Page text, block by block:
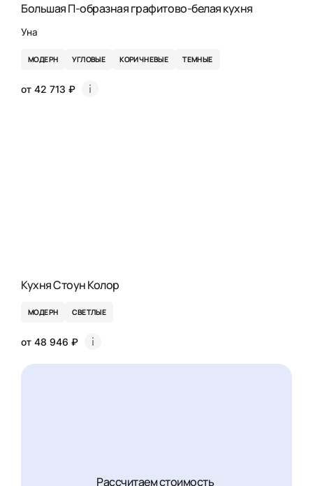
Большая П-образная графитово-белая кухня
Уна
МОДЕРН УГЛОВЫЕ КОРИЧНЕВЫЕ ТЕМНЫЕ
от 42 713 ₽
Кухня Стоун Колор
МОДЕРН СВЕТЛЫЕ
от 48 946 ₽
Рассчитаем стоимость